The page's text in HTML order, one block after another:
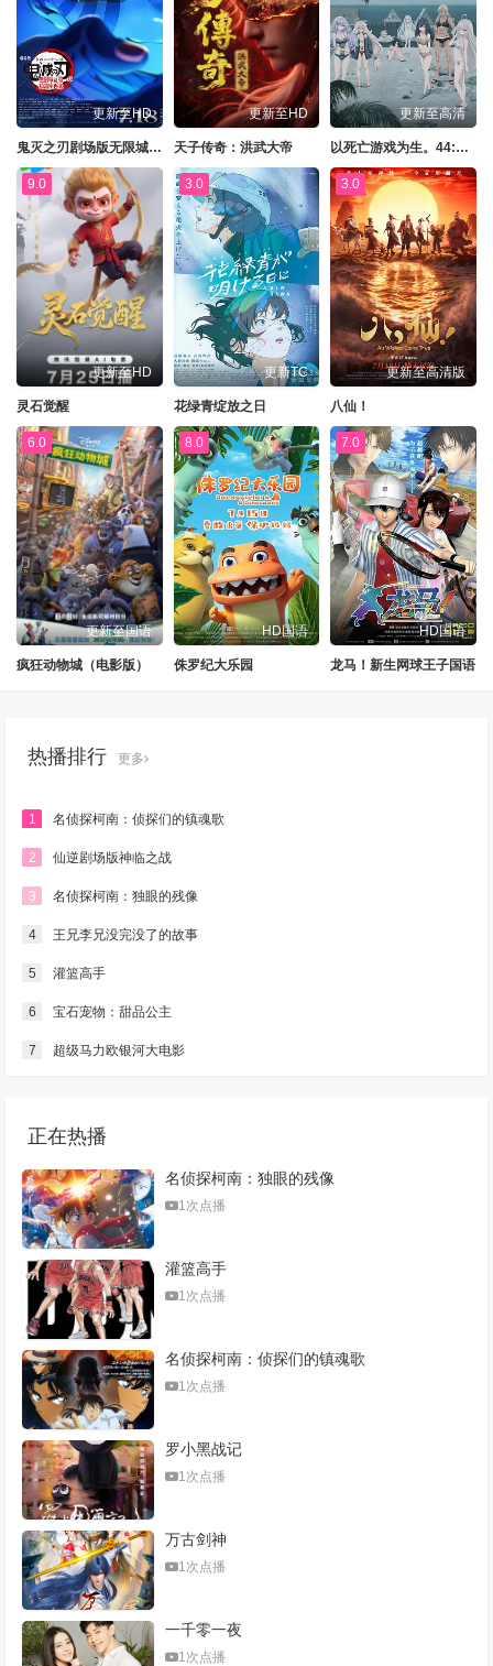
更新至HD
鬼灭之刃剧场版无限城篇第一章猗窝座再来
更新至HD
天子传奇：洪武大帝
更新至高清
以死亡游戏为生。44:CLOUDYBEACH
9.0
更新至HD
灵石觉醒
3.0
更新TC
花绿青绽放之日
3.0
更新至高清版
八仙！
6.0
更新至国语
疯狂动物城（电影版）
8.0
HD国语
侏罗纪大乐园
7.0
HD国语
龙马！新生网球王子国语
热播排行 更多
1 名侦探柯南：侦探们的镇魂歌
2 仙逆剧场版神临之战
3 名侦探柯南：独眼的残像
4 王兄李兄没完没了的故事
5 灌篮高手
6 宝石宠物：甜品公主
7 超级马力欧银河大电影
正在热播
名侦探柯南：独眼的残像
1次点播
灌篮高手
1次点播
名侦探柯南：侦探们的镇魂歌
1次点播
罗小黑战记
1次点播
万古剑神
1次点播
一千零一夜
1次点播